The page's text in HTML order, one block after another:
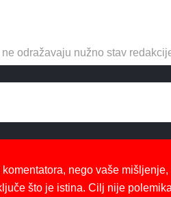
odražavaju nužno stav
nego vaše mišljenje,
što je istina. Cilj nije